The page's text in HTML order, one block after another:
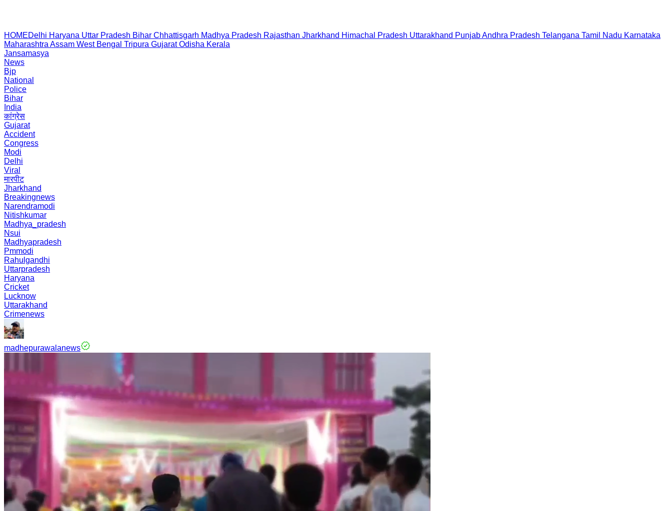
HOMEDelhi Haryana Uttar Pradesh Bihar Chhattisgarh Madhya Pradesh Rajasthan Jharkhand Himachal Pradesh Uttarakhand PunjabAndhra Pradesh Telangana Tamil Nadu Karnataka
Maharashtra Assam West Bengal Tripura Gujarat Odisha Kerala
Jansamasya
News
Bjp
National
Police
Bihar
India
कांग्रेस
Gujarat
Accident
Congress
Modi
Delhi
Viral
मारपीट
Jharkhand
Breakingnews
Narendramodi
Nitishkumar
Madhya_pradesh
Nsui
Madhyapradesh
Pmmodi
Rahulgandhi
Uttarpradesh
Haryana
Cricket
Lucknow
Uttarakhand
Crimenews
madhepurawalanews